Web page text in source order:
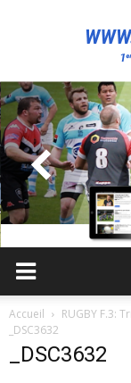
Accueil
RUGBY F.3:
_DSC3632
_DSC3632